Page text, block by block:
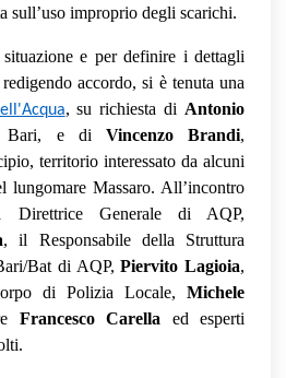
sull’uso improprio degli scarichi.
e per definire i dettagli
accordo, si è tenuta una
, su richiesta di Antonio
Bari, e di Vincenzo Brandi,
territorio interessato da alcuni
lungomare Massaro. All’incontro
Direttrice Generale di AQP,
, il Responsabile della Struttura
Bat di AQP,Piervito Lagioia,
di Polizia Locale, Michele
Francesco Carella ed esperti